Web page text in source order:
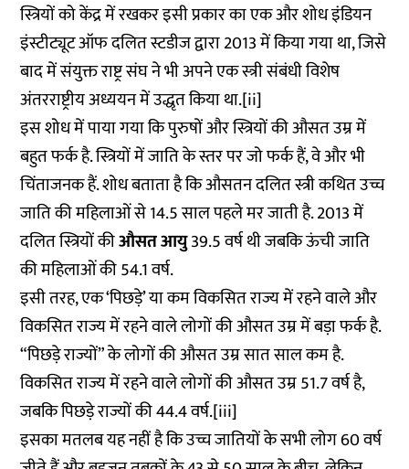
स्त्रियों को केंद्र में रखकर इसी प्रकार का एक और शोध इंडियन
इंस्टीट्यूट ऑफ दलित स्टडीज द्वारा 2013 में किया गया था, जिसे
बाद में संयुक्त राष्ट्र संघ ने भी अपने एक स्‍त्री संबंधी विशेष
अंतरराष्ट्रीय अध्ययन में उद्धृत किया था.[ii]
इस शोध में पाया गया कि पुरुषों और स्त्रियों की औसत उम्र में
बहुत फर्क है. स्त्रियों में जाति के स्तर पर जो फर्क हैं, वे और भी
चिंताजनक हैं. शोध बताता है कि औसतन दलित स्त्री कथित उच्च
जाति की महिलाओं से 14.5 साल पहले मर जाती है. 2013 में
दलित स्त्रियों कीऔसत आयु39.5 वर्ष थी जबकि ऊंची जाति
की महिलाओं की 54.1 वर्ष.
इसी तरह, एक ‘पिछड़े’ या कम विकसित राज्य में रहने वाले और
विकसित राज्य में रहने वाले लोगों की औसत उम्र में बड़ा फर्क है.
“पिछड़े राज्यों” के लोगों की औसत उम्र सात साल कम है.
विकसित राज्य में रहने वाले लोगों की औसत उम्र 51.7 वर्ष है,
जबकि पिछड़े राज्यों की 44.4 वर्ष.[iii]
इसका मतलब यह नहीं है कि उच्च जातियों के सभी लोग 60 वर्ष